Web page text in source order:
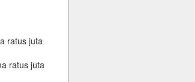
ratus juta
ratus juta